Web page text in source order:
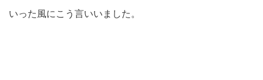
いった風にこう言いいました。